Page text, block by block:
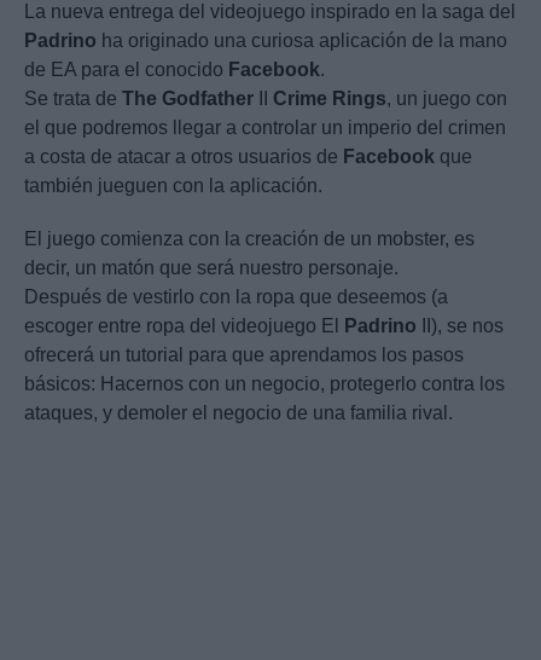
La nueva entrega del videojuego inspirado en la saga del
Padrino ha originado una curiosa aplicación de la mano
de EA para el conocido Facebook.
Se trata de The Godfather Crime Rings, un juego con
el que podremos llegar a controlar un imperio del crimen
a costa de atacar a otros usuarios de Facebook que
también jueguen con la aplicación.
El juego comienza con la creación de un mobster, es
decir, un matón que será nuestro personaje.
Después de vestirlo con la ropa que deseemos (a
escoger entre ropa del videojuego El
Padrino II), se nos
ofrecerá un tutorial para que aprendamos los pasos
básicos: Hacernos con un negocio, protegerlo contra los
ataques, y demoler el negocio de una familia rival.